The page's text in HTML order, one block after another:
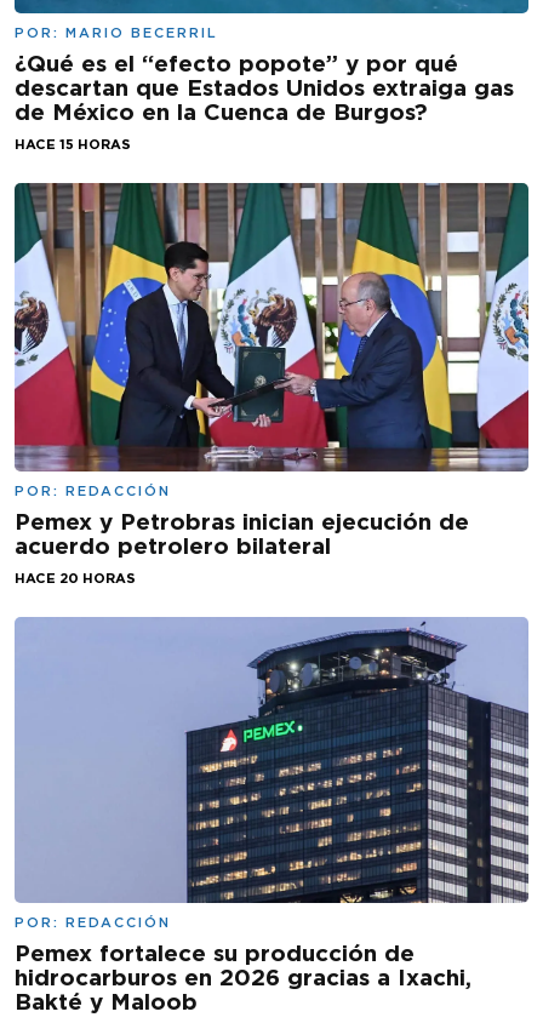
POR: MARIO BECERRIL
¿Qué es el “efecto popote” y por qué
descartan que Estados Unidos extraiga gas
de México en la Cuenca de Burgos?
HACE 15 HORAS
POR: REDACCIÓN
Pemex y Petrobras inician ejecución de
acuerdo petrolero bilateral
HACE 20 HORAS
POR: REDACCIÓN
Pemex fortalece su producción de
hidrocarburos en 2026 gracias a Ixachi,
Bakté y Maloob